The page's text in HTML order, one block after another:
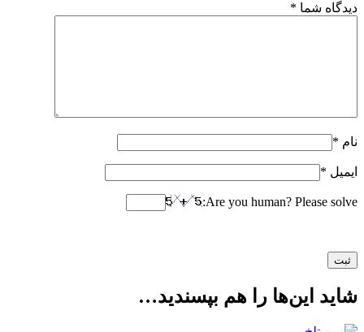
دیدگاه شما *
نام *
ایمیل *
Are you human? Please solve:
شاید این‌ها را هم بپسندید…